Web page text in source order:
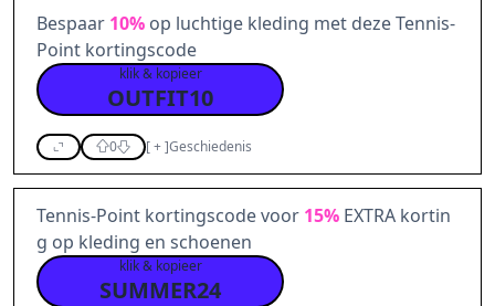
Bespaar 10% op luchtige kleding met deze Tennis-
Point kortingscode
klik & kopieer
OUTFIT10
0 [+]Geschiedenis
Tennis-Point kortingscode voor 15% EXTRA kortin
g op kleding en schoenen
klik & kopieer
SUMMER24